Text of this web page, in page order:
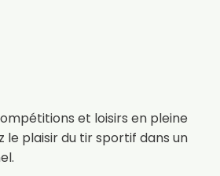
et loisirs en pleine
le plaisir du tir sportif dans un